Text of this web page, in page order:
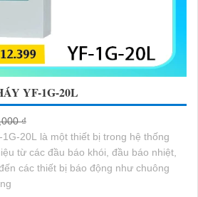
YF-1G-20L
₫
20L là một thiết bị trong hệ thống
từ các đầu báo khói, đầu báo nhiệt,
các thiết bị báo động như chuông